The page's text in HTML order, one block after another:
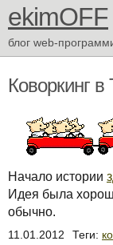
ekimOFF
блог web-
Коворкинг в
Начало истории
Идея была
обычно.
11.01.2012 Теги: